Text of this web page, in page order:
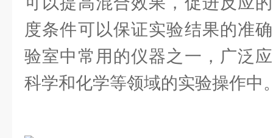
度条件可以保证实验结果的准
验室中常用的仪器之一，广泛
科学和化学等领域的实验操作中